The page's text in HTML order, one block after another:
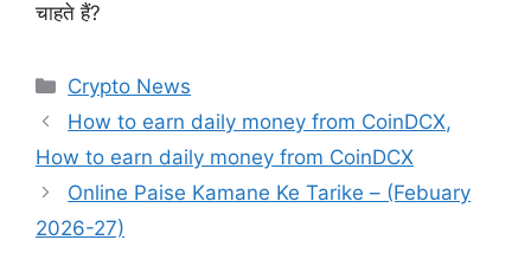
चाहते हैं?
Categories
Crypto News
How to earn daily money from CoinDCX,
How to earn daily money from CoinDCX
Online Paise Kamane Ke Tarike – (Febuary
2026-27)